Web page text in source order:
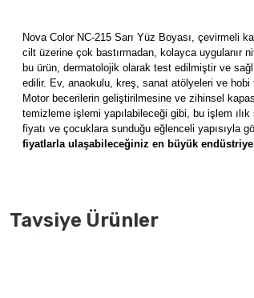
Nova Color NC-215 Sarı Yüz Boyası, çevirmeli
cilt üzerine çok bastırmadan, kolayca uygulanır
bu ürün, dermatolojik olarak test edilmiştir ve
edilir. Ev, anaokulu, kreş, sanat atölyeleri ve
Motor becerilerin geliştirilmesine ve zihinsel
temizleme işlemi yapılabileceği gibi, bu işlem
fiyatı ve çocuklara sunduğu eğlenceli yapısıyla
fiyatlarla ulaşabileceğiniz en büyük
Tavsiye Ürünler